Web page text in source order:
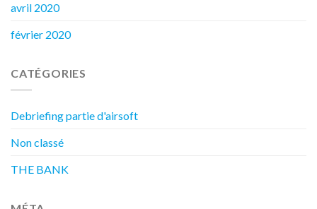
avril 2020
février 2020
CATÉGORIES
Debriefing partie d'airsoft
Non classé
THE BANK